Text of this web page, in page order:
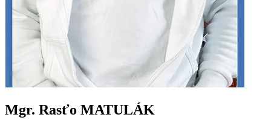
Mgr. Rasťo MATULÁK